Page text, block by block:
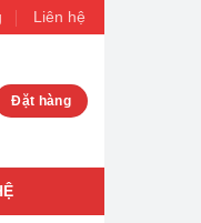
Liên hệ
Đặt hàng